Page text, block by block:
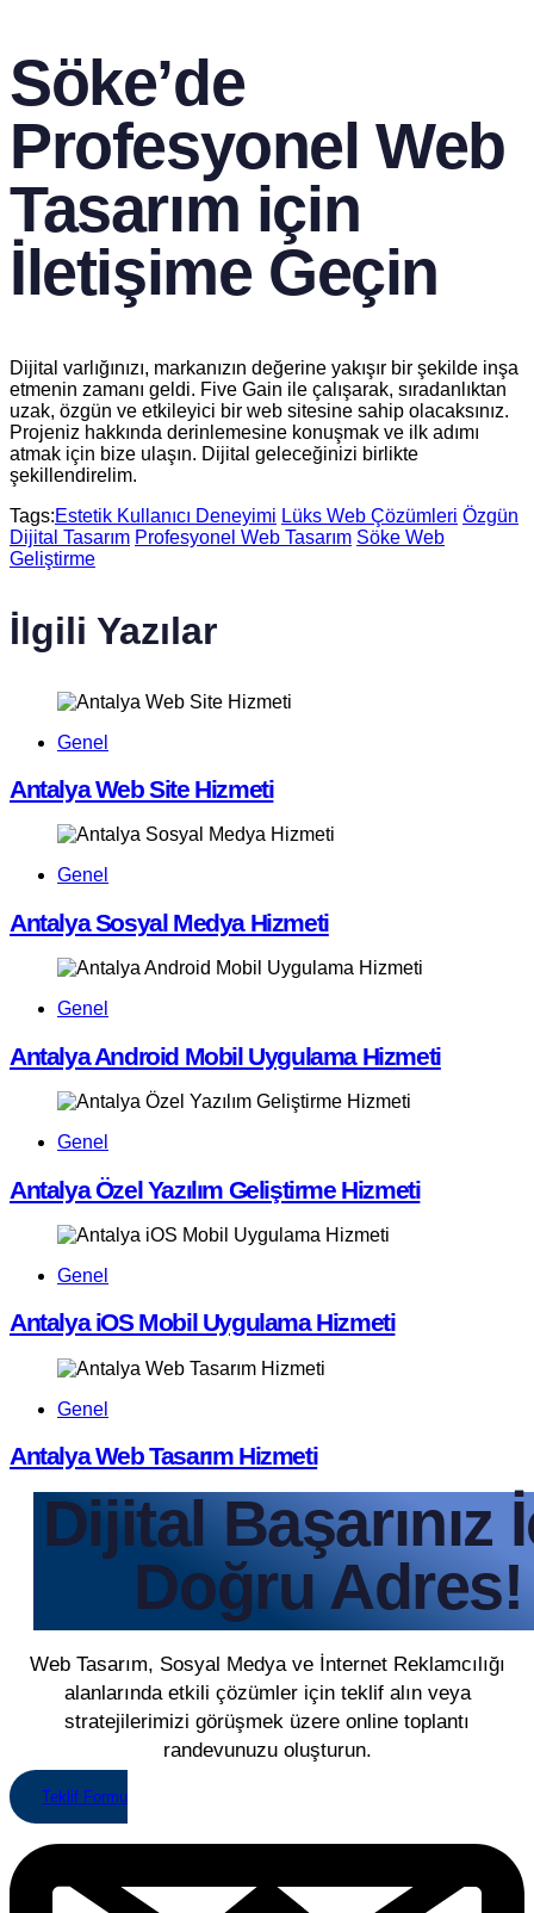
Söke’de
Profesyonel Web
Tasarım için
İletişime Geçin
Dijital varlığınızı, markanızın değerine yakışır bir şekilde inşa
etmenin zamanı geldi. Five Gain ile çalışarak, sıradanlıktan
uzak, özgün ve etkileyici bir web sitesine sahip olacaksınız.
Projeniz hakkında derinlemesine konuşmak ve ilk adımı
atmak için bize ulaşın. Dijital geleceğinizi birlikte
şekillendirelim.
Tags:Estetik Kullanıcı Deneyimi Lüks Web Çözümleri Özgün
Dijital Tasarım Profesyonel Web Tasarım Söke Web
Geliştirme
İlgili Yazılar
Genel
Antalya Web Site Hizmeti
Genel
Antalya Sosyal Medya Hizmeti
Genel
Antalya Android Mobil Uygulama Hizmeti
Genel
Antalya Özel Yazılım Geliştirme Hizmeti
Genel
Antalya iOS Mobil Uygulama Hizmeti
Genel
Antalya Web Tasarım Hizmeti
Dijital Başarınız
Doğru Adres!
Web Tasarım, Sosyal Medya ve İnternet Reklamcılığı
alanlarında etkili çözümler için teklif alın veya
stratejilerimizi görüşmek üzere online toplantı
randevunuzu oluşturun.
Teklif Formu